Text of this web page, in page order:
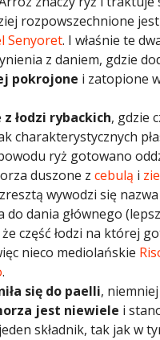
rozpowszechnione jest
Senyoret. I właśnie te
z daniem, gdzie
pokrojone i zatopione
z łodzi rybackich, gdzie
charakterystycznych
ryż gotowano
duszone z cebulą i
wywodzi się
dania głównego
część łodzi na której
nieco mediolańskie
.
się do paelli,
jest niewiele i
składnik, tak jak w